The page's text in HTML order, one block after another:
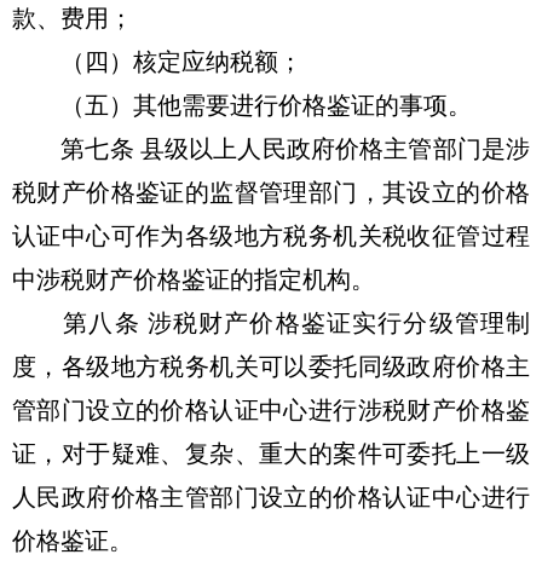
款、费用；
（四）核定应纳税额；
（五）其他需要进行价格鉴证的事项。
第七条 县级以上人民政府价格主管部门是涉
税财产价格鉴证的监督管理部门，其设立的价格
认证中心可作为各级地方税务机关税收征管过程
中涉税财产价格鉴证的指定机构。
第八条 涉税财产价格鉴证实行分级管理制
度，各级地方税务机关可以委托同级政府价格主
管部门设立的价格认证中心进行涉税财产价格鉴
证，对于疑难、复杂、重大的案件可委托上一级
人民政府价格主管部门设立的价格认证中心进行
价格鉴证。